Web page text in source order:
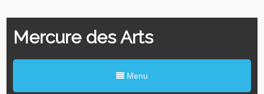
Mercure des Arts
Menu